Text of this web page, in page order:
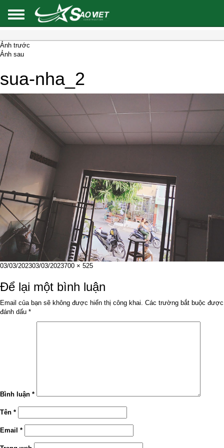
Ảnh trước
Ảnh sau
sua-nha_2
Đăng
ngày
03/03/202303/03/2023Kích
đầy
đủ
700 × 525
Để lại một bình luận
Email của bạn sẽ không được hiển thị công khai. Các trường bắt buộc được
đánh dấu *
Bình luận *
Tên *
Email *